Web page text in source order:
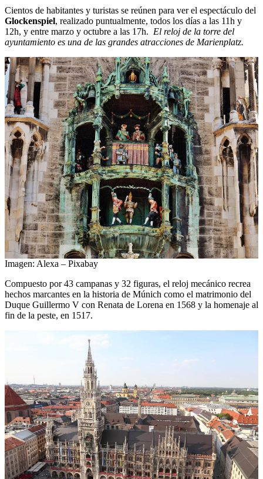
Cientos de habitantes y turistas se reúnen para ver el espectáculo del
Glockenspiel, realizado puntualmente, todos los días a las 11h y
12h, y entre marzo y octubre a las 17h. El reloj de la torre del
ayuntamiento es una de las grandes atracciones de Marienplatz.
Imagen: Alexa – Pixabay
Compuesto por 43 campanas y 32 figuras, el reloj mecánico recrea
hechos marcantes en la historia de Múnich como el matrimonio del
Duque Guillermo V con Renata de Lorena en 1568 y la homenaje al
fin de la peste, en 1517.